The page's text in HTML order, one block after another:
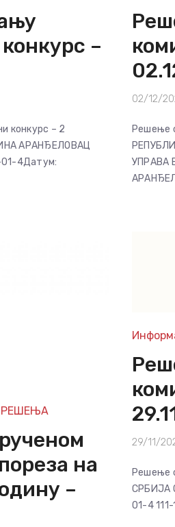
–
конкурс – 2
АРАНЂЕЛОВАЦ
4Датум:
02/12/
Решење
УПРАВА
РЕШЕЊА
на
–
29/11/
Решење
СРБИЈА
01-4